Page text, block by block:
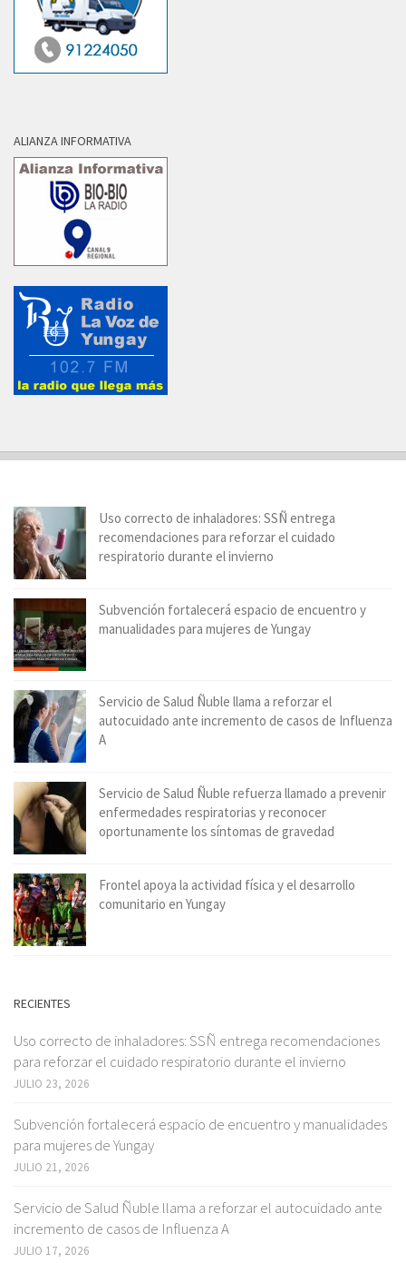
ALIANZA INFORMATIVA
Uso correcto de inhaladores: SSÑ entrega
recomendaciones para reforzar el cuidado
respiratorio durante el invierno
Subvención fortalecerá espacio de encuentro y
manualidades para mujeres de Yungay
Servicio de Salud Ñuble llama a reforzar el
autocuidado ante incremento de casos de Influenza
A
Servicio de Salud Ñuble refuerza llamado a prevenir
enfermedades respiratorias y reconocer
oportunamente los síntomas de gravedad
Frontel apoya la actividad física y el desarrollo
comunitario en Yungay
RECIENTES
Uso correcto de inhaladores: SSÑ entrega recomendaciones
para reforzar el cuidado respiratorio durante el invierno
JULIO 23, 2026
Subvención fortalecerá espacio de encuentro y manualidades
para mujeres de Yungay
JULIO 21, 2026
Servicio de Salud Ñuble llama a reforzar el autocuidado ante
incremento de casos de Influenza A
JULIO 17, 2026